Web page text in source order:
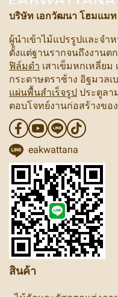
บริษัท เอกวัฒนา โฮมแมท
ผู้นำเข้าไม้แปรรูปและจำ
ตั้งแต่ฐานรากจนถึงงานต
ฟิล์มดำ เสาเข็มหกเหลี่ยม
กระดาษตราช้าง อิฐมวลเ
แผ่นพื้นสำเร็จรูป ประตูลา
ตอบโจทย์งานก่อสร้างขอ
eakwattana
สินค้า